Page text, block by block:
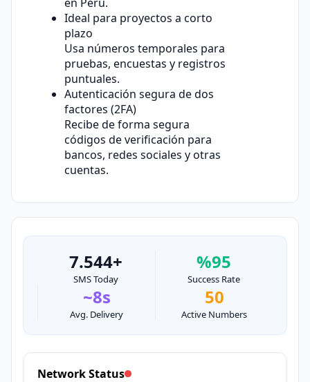
Ideal para proyectos a corto
plazo
Usa números temporales para
pruebas, encuestas y registros
puntuales.
Autenticación segura de dos
factores (2FA)
Recibe de forma segura
códigos de verificación para
bancos, redes sociales y otras
cuentas.
7.544+
SMS Today
%95
Success Rate
~8s
Avg. Delivery
50
Active Numbers
Network Status